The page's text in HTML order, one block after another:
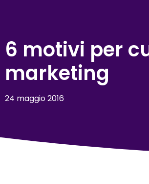
6 motivi per
marketing
24 maggio 2016